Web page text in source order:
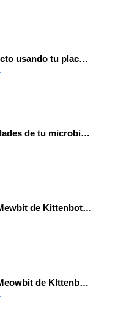
Mide datos en directo usando tu placa microbit y programando con MakeCode dos placas conectadas por radio
Utiliza las posibilidades de tu microbit programando com MakeCode para medir temperatura y nivel de luz con Datalogger
Utiliza la consola Mewbit de Kittenbot para llevar tus juegos arcade de MakeCode a tu mano
Utiliza la consola Meowbit de KIttenbot para jugar con tus programas MakeCode Arcade